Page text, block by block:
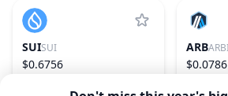
SUISUI
$0.6756
ARB
$0.0786